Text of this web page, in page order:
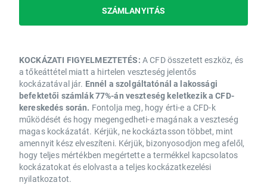
SZÁMLANYITÁS
KOCKÁZATI FIGYELMEZTETÉS: A CFD összetett eszköz, és
a tőkeáttétel miatt a hirtelen veszteség jelentős
kockázatával jár. Ennél a szolgáltatónál a lakossági
befektetői számlák 77%-án veszteség keletkezik a CFD-
kereskedés során. Fontolja meg, hogy érti-e a CFD-k
működését és hogy megengedheti-e magának a veszteség
magas kockázatát. Kérjük, ne kockáztasson többet, mint
amennyit kész elveszíteni. Kérjük, bizonyosodjon meg afelől,
hogy teljes mértékben megértette a termékkel kapcsolatos
kockázatokat és elolvasta a teljes kockázatkezelési
nyilatkozatot.